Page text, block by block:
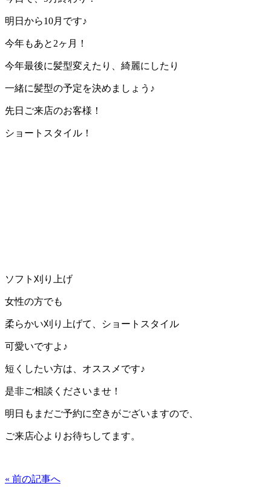
明日から10月です♪
今年もあと2ヶ月！
今年最後に髪型変えたり、綺麗にしたり
一緒に髪型の予定を決めましょう♪
先日ご来店のお客様！
ショートスタイル！
ソフト刈り上げ
女性の方でも
柔らかい刈り上げて、ショートスタイル
可愛いですよ♪
短くしたい方は、オススメです♪
是非ご相談くださいませ！
明日もまだご予約に空きがございますので、
ご来店心よりお待ちしてます。
« 前の記事へ